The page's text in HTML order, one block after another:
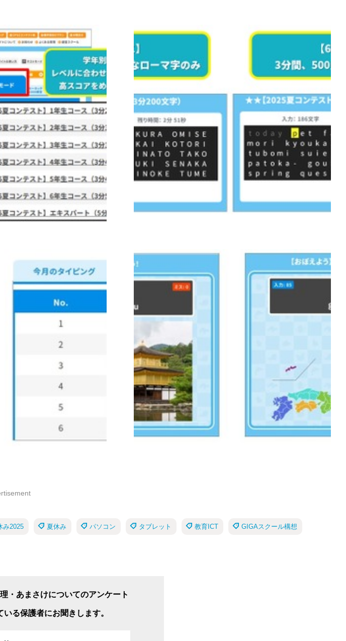
み2025 夏休み パソコン タブレット 教育ICT GIGAスクール構想
・あまさけについてのアンケート
る保護者にお聞きします。